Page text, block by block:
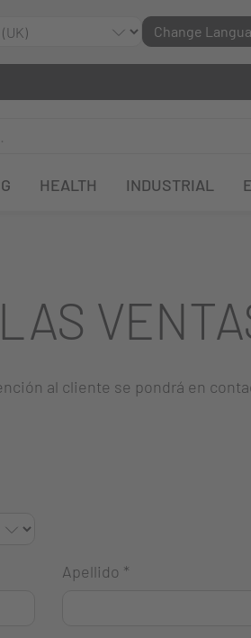
Change
HEALTH INDUSTRIAL
al cliente se pondrá en
Apellido *